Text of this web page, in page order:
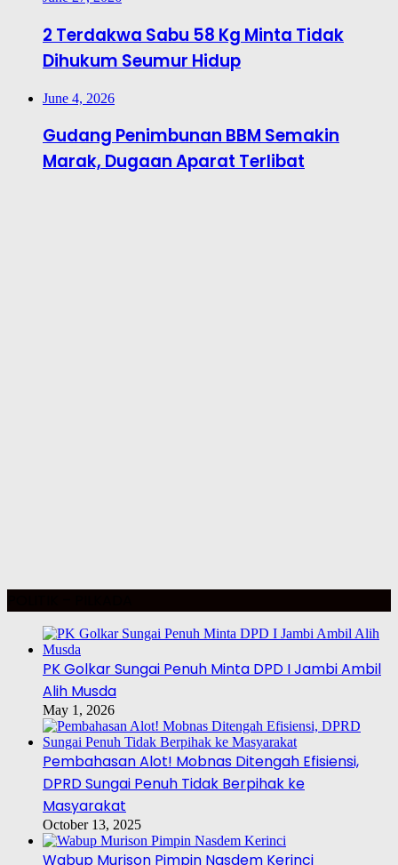
2 Terdakwa Sabu 58 Kg Minta Tidak
Dihukum Seumur Hidup
June 4, 2026
Gudang Penimbunan BBM Semakin
Marak, Dugaan Aparat Terlibat
PK Golkar Sungai Penuh Minta DPD I Jambi Ambil
Alih Musda
May 1, 2026
Pembahasan Alot! Mobnas Ditengah Efisiensi,
DPRD Sungai Penuh Tidak Berpihak ke
Masyarakat
October 13, 2025
Wabup Murison Pimpin Nasdem Kerinci